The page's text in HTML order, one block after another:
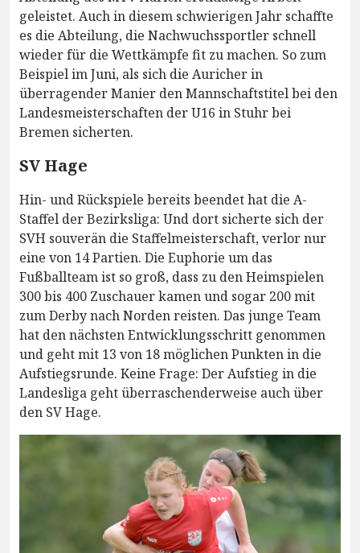
geleistet. Auch in diesem schwierigen Jahr schaffte
es die Abteilung, die Nachwuchssportler schnell
wieder für die Wettkämpfe fit zu machen. So zum
Beispiel im Juni, als sich die Auricher in
überragender Manier den Mannschaftstitel bei den
Landesmeisterschaften der U16 in Stuhr bei
Bremen sicherten.
SV Hage
Hin- und Rückspiele bereits beendet hat die A-
Staffel der Bezirksliga: Und dort sicherte sich der
SVH souverän die Staffelmeisterschaft, verlor nur
eine von 14 Partien. Die Euphorie um das
Fußballteam ist so groß, dass zu den Heimspielen
300 bis 400 Zuschauer kamen und sogar 200 mit
zum Derby nach Norden reisten. Das junge Team
hat den nächsten Entwicklungsschritt genommen
und geht mit 13 von 18 möglichen Punkten in die
Aufstiegsrunde. Keine Frage: Der Aufstieg in die
Landesliga geht überraschenderweise auch über
den SV Hage.